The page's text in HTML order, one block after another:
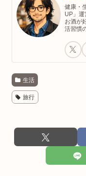
健康・
UP」運
お酒が
活習慣
生活
旅行